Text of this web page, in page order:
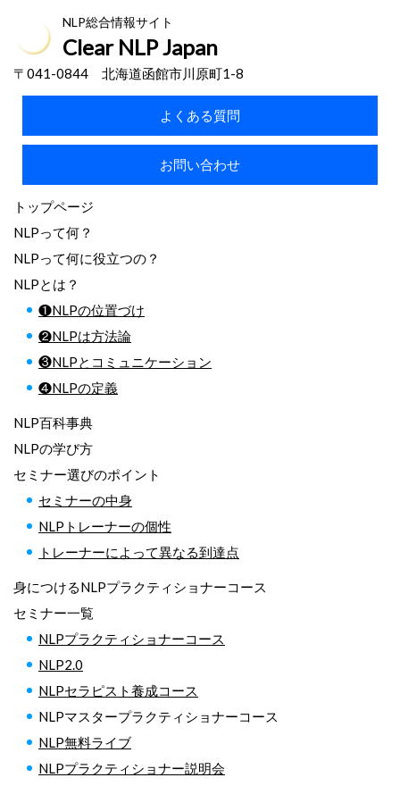
NLP総合情報サイト
Clear NLP Japan
〒041-0844 北海道函館市川原町1-8
よくある質問
お問い合わせ
トップページ
NLPって何？
NLPって何に役立つの？
NLPとは？
❶NLPの位置づけ
❷NLPは方法論
❸NLPとコミュニケーション
❹NLPの定義
NLP百科事典
NLPの学び方
セミナー選びのポイント
セミナーの中身
NLPトレーナーの個性
トレーナーによって異なる到達点
身につけるNLPプラクティショナーコース
セミナー一覧
NLPプラクティショナーコース
NLP2.0
NLPセラピスト養成コース
NLPマスタープラクティショナーコース
NLP無料ライブ
NLPプラクティショナー説明会